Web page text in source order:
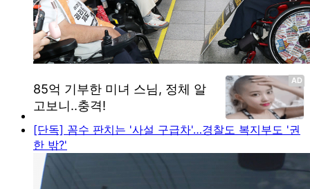
[단독] 꼼수 판치는 '사설 구급차'…경찰도 복지부도 '권
한 밖?'